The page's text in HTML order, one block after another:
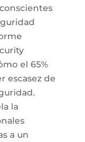
el 65%
escasez de
la
a un